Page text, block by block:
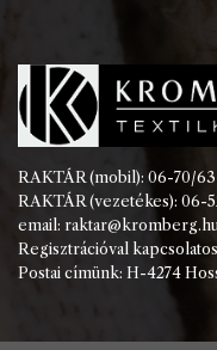
RAKTÁR (mobil): 06-70/
RAKTÁR (vezetékes): 06-
email:
Regisztrációval
Postai címünk: H-4274